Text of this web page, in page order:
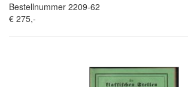
Bestellnummer 2209-62
€ 275,-